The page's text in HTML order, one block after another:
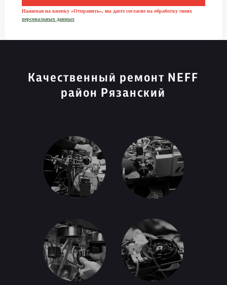
Нажимая на кнопку «Отправить», вы даете согласие на обработку своих
персональных данных
Качественный ремонт NEFF
район Рязанский